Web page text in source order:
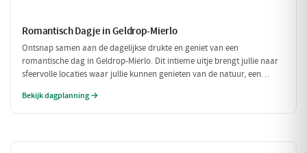
Romantisch Dagje in Geldrop-Mierlo
Ontsnap samen aan de dagelijkse drukte en geniet van een
romantische dag in Geldrop-Mierlo. Dit intieme uitje brengt jullie naar
sfeervolle locaties waar jullie kunnen genieten van de natuur, een
de omgeving en elkaar.
Bekijk dagplanning →